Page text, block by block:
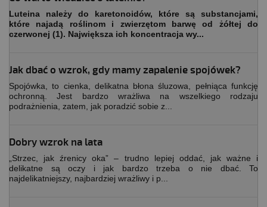
Luteina należy do karetonoidów, które są substancjami,
które najadą roślinom i zwierzętom barwę od żółtej do
czerwonej (1). Największa ich koncentracja wy...
Jak dbać o wzrok, gdy mamy zapalenie spojówek?
Spojówka, to cienka, delikatna błona śluzowa, pełniąca funkcję
ochronną. Jest bardzo wrażliwa na wszelkiego rodzaju
podrażnienia, zatem, jak poradzić sobie z...
Dobry wzrok na lata
„Strzec, jak źrenicy oka” – trudno lepiej oddać, jak ważne i
delikatne są oczy i jak bardzo trzeba o nie dbać. To
najdelikatniejszy, najbardziej wrażliwy i p...